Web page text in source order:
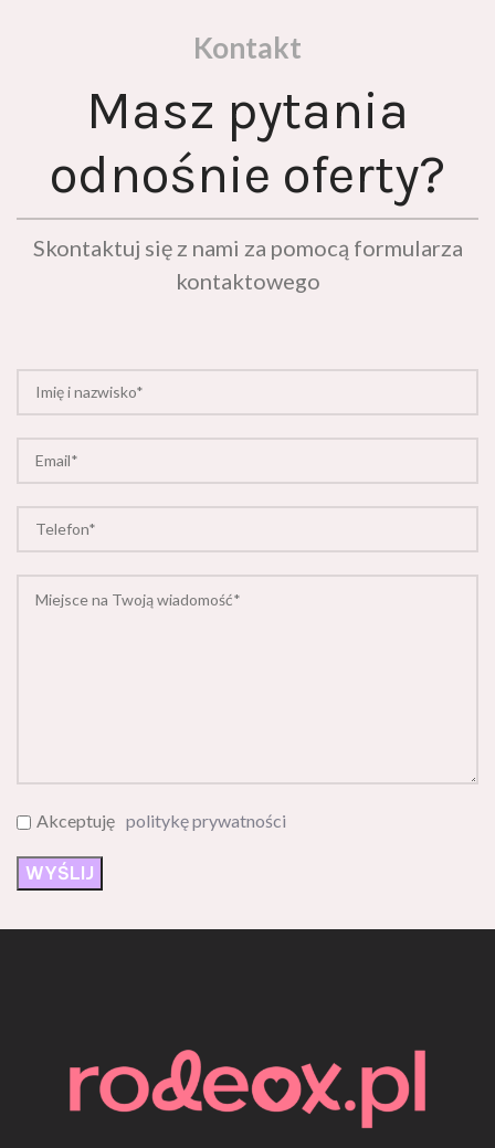
Kontakt
Masz pytania
odnośnie oferty?
Skontaktuj się z nami za pomocą formularza
kontaktowego
Akceptuję politykę prywatności